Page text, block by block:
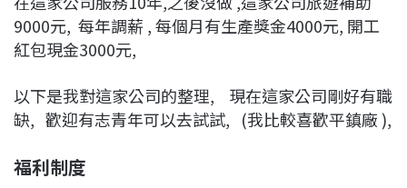
9000元, 每年調薪 , 每個月有生產獎金4000元, 開工
紅包現金3000元,
以下是我對這家公司的整理, 現在這家公司剛好有職
缺, 歡迎有志青年可以去試試, (我比較喜歡平鎮廠 ),
福利制度